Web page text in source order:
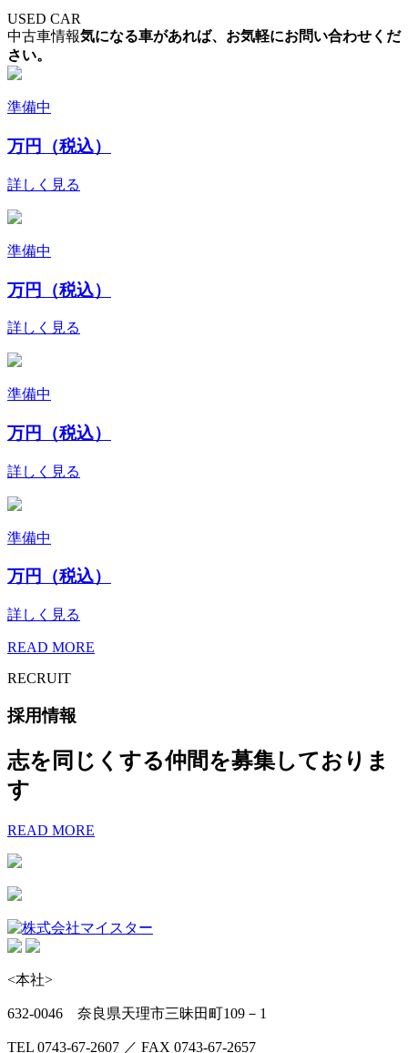
USED CAR
中古車情報気になる車があれば、お気軽にお問い合わせくだ
さい。
準備中
万円（税込）
詳しく見る
準備中
万円（税込）
詳しく見る
準備中
万円（税込）
詳しく見る
準備中
万円（税込）
詳しく見る
READ MORE
RECRUIT
採用情報
志を同じくする仲間を募集しておりま
す
READ MORE
<本社>
632-0046 奈良県天理市三昧田町109－1
TEL 0743-67-2607 ／ FAX 0743-67-2657